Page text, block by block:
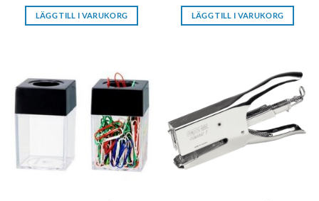
LÄGG TILL I VARUKORG LÄGG TILL I VARUKORG